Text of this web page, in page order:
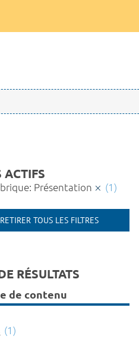
ACTIFS
Présentation (1)
RETIRER TOUS LES FILTRES
RÉSULTATS
de contenu
(1)